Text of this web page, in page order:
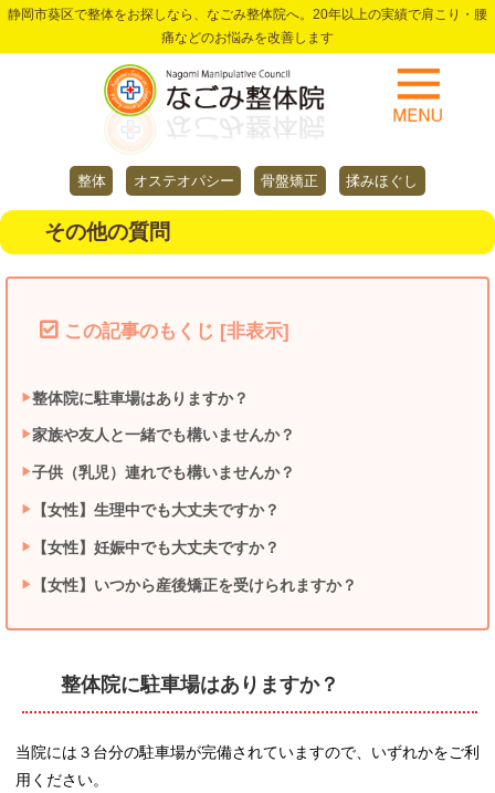
静岡市葵区で整体をお探しなら、なごみ整体院へ。20年以上の実績で肩こり・腰
痛などのお悩みを改善します
整体 オステオパシー 骨盤矯正 揉みほぐし
その他の質問
この記事のもくじ [非表示]
整体院に駐車場はありますか？
家族や友人と一緒でも構いませんか？
子供（乳児）連れでも構いませんか？
【女性】生理中でも大丈夫ですか？
【女性】妊娠中でも大丈夫ですか？
【女性】いつから産後矯正を受けられますか？
整体院に駐車場はありますか？
当院には３台分の駐車場が完備されていますので、いずれかをご利
用ください。